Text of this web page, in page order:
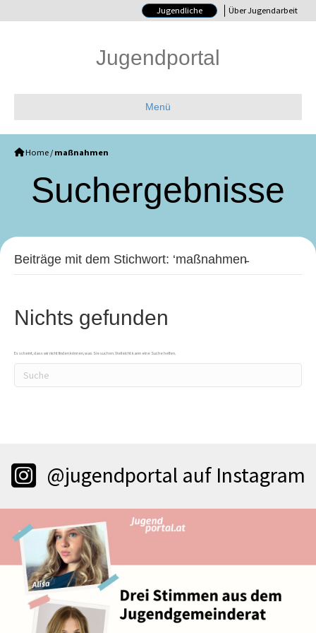
Jugendliche Über Jugendarbeit
Jugendportal
Menü
Home / maßnahmen
Such­ergebnisse
Beiträge mit dem Stichwort: ‘maßnahmen̵
Nichts gefunden
Es scheint, dass wir nicht finden können, was Sie suchen. Vielleicht kann eine Suche helfen.
@jugendportal auf Instagram